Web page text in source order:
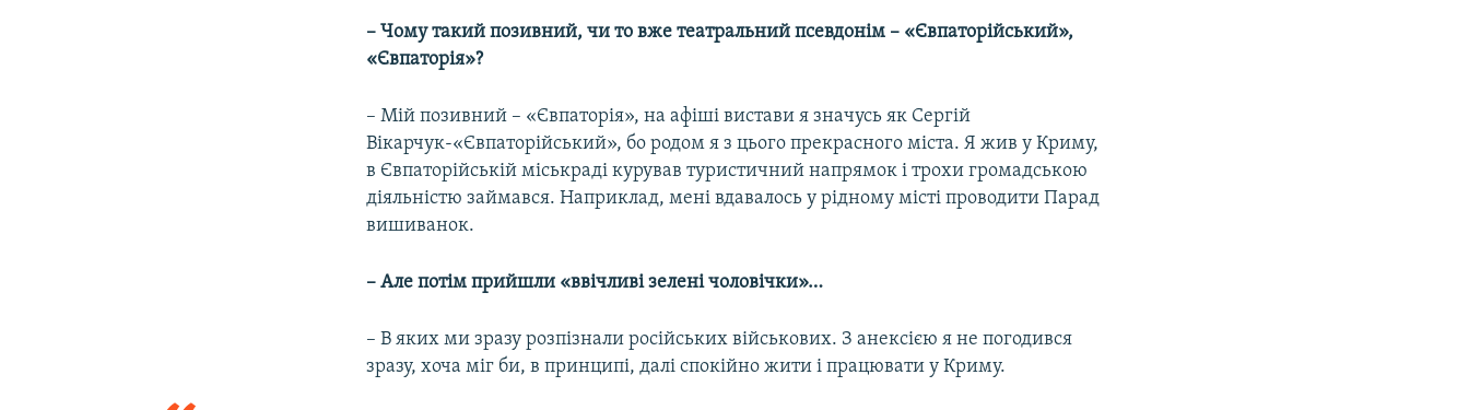
– Чому такий позивний, чи то вже театральний псевдонім – «Євпаторійський»,
«Євпаторія»?
– Мій позивний – «Євпаторія», на афіші вистави я значусь як Сергій
Вікарчук-«Євпаторійський», бо родом я з цього прекрасного міста. Я жив у Криму,
в Євпаторійській міськраді курував туристичний напрямок і трохи громадською
діяльністю займався. Наприклад, мені вдавалось у рідному місті проводити Парад
вишиванок.
– Але потім прийшли «ввічливі зелені чоловічки»…
– В яких ми зразу розпізнали російських військових. З анексією я не погодився
зразу, хоча міг би, в принципі, далі спокійно жити і працювати у Криму.